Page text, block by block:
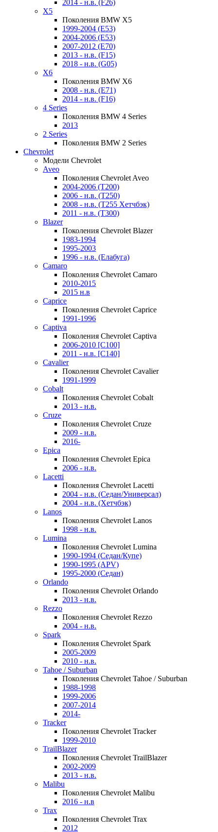
2014 - н.в. (F26)
X5
Поколения BMW X5
1999-2004 (E53)
2004-2006 (E53)
2007-2012 (E70)
2013 - н.в. (F15)
2018 - н.в. (G05)
X6
Поколения BMW X6
2008 - н.в. (E71)
2014 - н.в. (F16)
4 Series
Поколения BMW 4 Series
2013
2 Series
Поколения BMW 2 Series
Chevrolet
Модели Chevrolet
Aveo
Поколения Chevrolet Aveo
2004-2006 (T200)
2006 - н.в. (T250)
2008 - н.в. (T255 Хетчбэк)
2011 - н.в. (Т300)
Blazer
Поколения Chevrolet Blazer
1983-1994
1995-2003
1996 - н.в. (Елабуга)
Camaro
Поколения Chevrolet Camaro
2010-2015
2015 н.в
Caprice
Поколения Chevrolet Caprice
1991-1996
Captiva
Поколения Chevrolet Captiva
2006-2010 [C100]
2011 - н.в. [C140]
Cavalier
Поколения Chevrolet Cavalier
1991-1999
Cobalt
Поколения Chevrolet Cobalt
2013 - н.в.
Cruze
Поколения Chevrolet Cruze
2009 - н.в.
2016-
Epica
Поколения Chevrolet Epica
2006 - н.в.
Lacetti
Поколения Chevrolet Lacetti
2004 - н.в. (Седан/Универсал)
2004 - н.в. (Хетчбэк)
Lanos
Поколения Chevrolet Lanos
1998 - н.в.
Lumina
Поколения Chevrolet Lumina
1990-1994 (Седан/Купе)
1990-1995 (APV)
1995-2000 (Седан)
Orlando
Поколения Chevrolet Orlando
2013 - н.в.
Rezzo
Поколения Chevrolet Rezzo
2004 - н.в.
Spark
Поколения Chevrolet Spark
2005-2009
2010 - н.в.
Tahoe / Suburban
Поколения Chevrolet Tahoe / Suburban
1988-1998
1999-2006
2007-2014
2014-
Tracker
Поколения Chevrolet Tracker
1999-2010
TrailBlazer
Поколения Chevrolet TrailBlazer
2002-2009
2013 - н.в.
Malibu
Поколения Chevrolet Malibu
2016 - н.в
Trax
Поколения Chevrolet Trax
2012